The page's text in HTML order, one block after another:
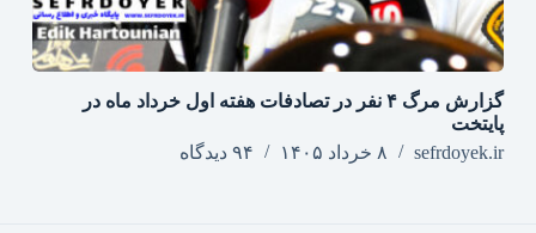
گزارش مرگ ۴ نفر در تصادفات هفته اول خرداد ماه در
پایتخت
sefrdoyek.ir
۸ خرداد ۱۴۰۵ ۹۴ دیدگاه